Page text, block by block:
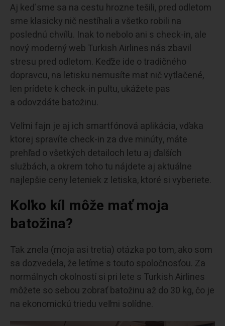
Aj keď sme sa na cestu hrozne tešili, pred odletom
sme klasicky nič nestíhali a všetko robili na
poslednú chvíľu. Inak to nebolo ani s check-in, ale
nový moderný web Turkish Airlines nás zbavil
stresu pred odletom. Keďže ide o tradičného
dopravcu, na letisku nemusíte mat nič vytlačené,
len prídete k check-in pultu, ukážete pas
a odovzdáte batožinu.
Veľmi fajn je aj ich smartfónová aplikácia, vďaka
ktorej spravíte check-in za dve minúty, máte
prehľad o všetkých detailoch letu aj ďalších
službách, a okrem toho tu nájdete aj aktuálne
najlepšie ceny leteniek z letiska, ktoré si vyberiete.
Koľko kíl môže mať moja
batožina?
Tak znela (moja asi tretia) otázka po tom, ako som
sa dozvedela, že letíme s touto spoločnosťou. Za
normálnych okolností si pri lete s Turkish Airlines
môžete so sebou zobrať batožinu až do 30 kg, čo je
na ekonomickú triedu veľmi solídne.